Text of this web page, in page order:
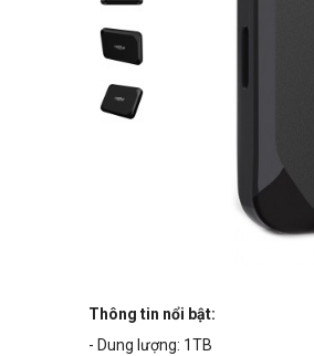
Thông tin nổi bật:
- Dung lượng: 1TB